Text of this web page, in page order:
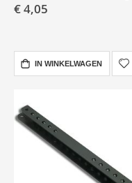
€ 4,05
IN WINKELWAGEN